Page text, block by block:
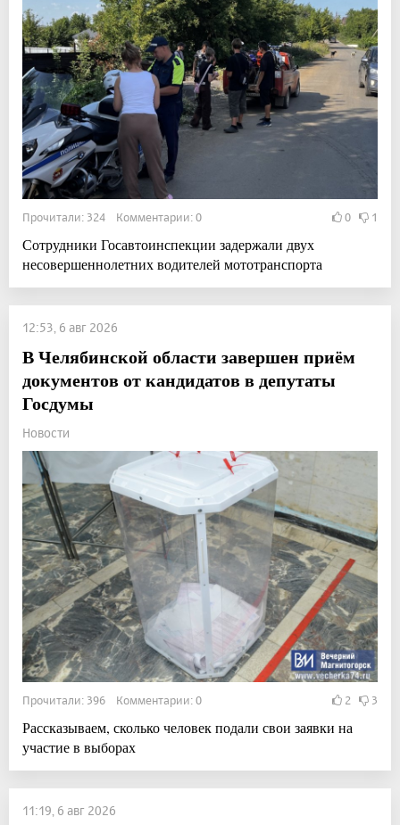
Прочитали: 324 Комментарии: 0 0 1
Сотрудники Госавтоинспекции задержали двух
несовершеннолетних водителей мототранспорта
12:53, 6 авг 2026
В Челябинской области завершен приём
документов от кандидатов в депутаты
Госдумы
Новости
Прочитали: 396 Комментарии: 0 2 3
Рассказываем, сколько человек подали свои заявки на
участие в выборах
11:19, 6 авг 2026